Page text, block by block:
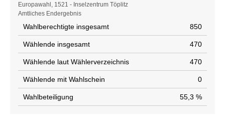
Wahlstatistik
Europawahl, 1521 - Inselzentrum Töplitz
Amtliches Endergebnis
Wahlberechtigte insgesamt 850
Wählende insgesamt 470
Wählende laut Wählerverzeichnis 470
Wählende mit Wahlschein 0
Wahlbeteiligung 55,3 %